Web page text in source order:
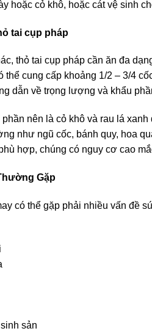
hoặc cỏ khô, hoặc cát vệ sinh
tai cụp pháp
thỏ tai cụp pháp cần ăn đa
thể cung cấp khoảng 1/2 – 3/4
dẫn về trọng lượng và khẩu
nên là cỏ khô và rau lá
như ngũ cốc, bánh quy, hoa
hợp, chúng có nguy cơ cao
Gặp
có thể gặp phải nhiều vấn đề
sản